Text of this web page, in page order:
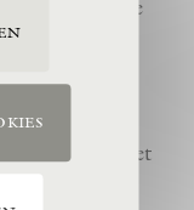
gegründete
hat es
Kiefer zu
für
Sie widmet